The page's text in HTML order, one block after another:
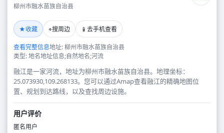
柳州市融水苗族自治县
★收藏 ⌖搜周边 📱 去手机查看
查看完整信息地址: 柳州市融水苗族自治县
类型: 地名地址信息;自然地名;河流
融江是一家河流，地址为柳州市融水苗族自治县。地理坐标：
25.073930,109.268133。您可以通过Amap查看融江的精确地图位
置、规划到达路线，以及查找周边设施。
用户评价
匿名用户